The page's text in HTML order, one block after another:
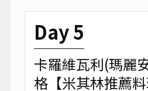
Day 5
卡羅維瓦利(瑪麗
格【米其林推薦料